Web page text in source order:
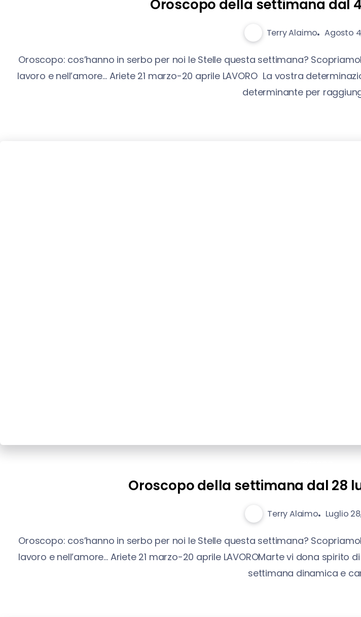
Oroscopo della settimana dal
Terry Alaimo Agosto
Oroscopo: cos’hanno in serbo per noi le Stelle questa settimana?
lavoro e nell’amore… Ariete 21 marzo-20 aprile LAVORO La vostra
determinante per
Oroscopo della settimana dal 28
Terry Alaimo Luglio
Oroscopo: cos’hanno in serbo per noi le Stelle questa settimana?
lavoro e nell’amore… Ariete 21 marzo-20 aprile LAVOROMarte vi dona
settimana dinamica e